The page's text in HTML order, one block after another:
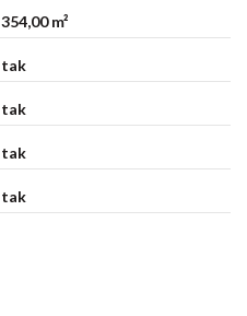
354,00 m²
tak
tak
tak
tak